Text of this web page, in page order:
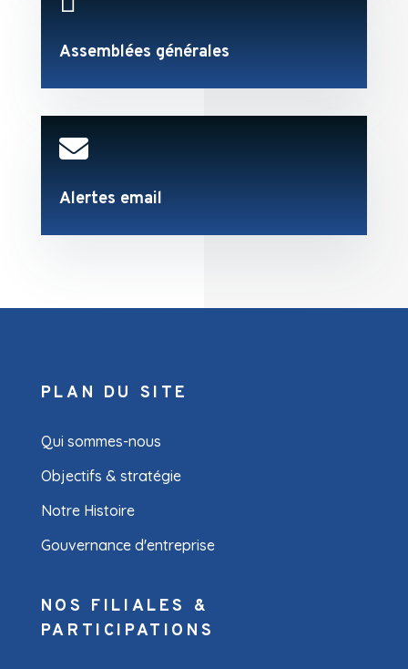
Assemblées générales

Alertes email
PLAN DU SITE
Qui sommes-nous
Objectifs & stratégie
Notre Histoire
Gouvernance d'entreprise
NOS FILIALES &
PARTICIPATIONS